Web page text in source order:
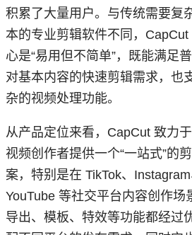
积累了大量用户。与传统需要复
本的专业剪辑软件不同，CapCut
心是“易用但不简单”，既能满足
对基本内容的快速剪辑需求，也
杂的视频处理功能。
从产品定位来看，CapCut 致力
视频创作者提供一个“一站式”的
案，特别是在 TikTok、Instagram
YouTube 等社交平台内容创作场
导出、模板、特效等功能都经过